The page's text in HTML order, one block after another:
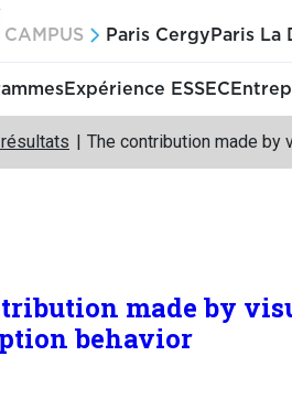
CAMPUS Paris Cergy Paris La
Expérience ESSEC
The contribution made by
made by
behavior